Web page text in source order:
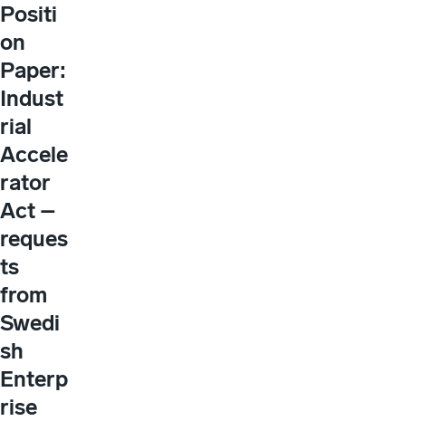
Positi
on
Paper:
Indust
rial
Accele
rator
Act –
reques
ts
from
Swedi
sh
Enterp
rise